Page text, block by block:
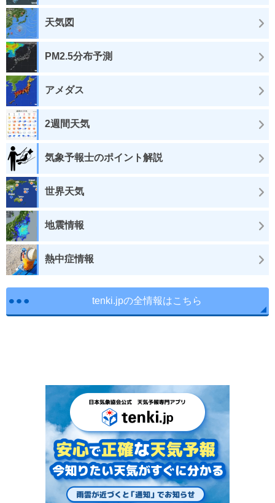
天気図
PM2.5分布予測
アメダス
2週間天気
気象予報士のポイント解説
世界天気
地震情報
熱中症情報
tenki.jpの全情報はこちら